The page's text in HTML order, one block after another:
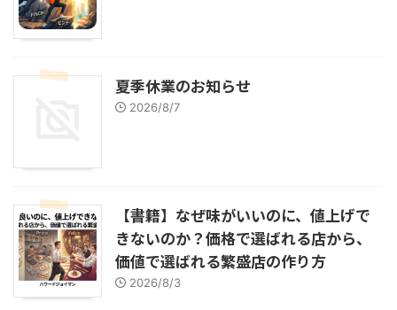
夏季休業のお知らせ
2026/8/7
【書籍】なぜ味がいいのに、値上げで
きないのか？価格で選ばれる店から、
価値で選ばれる繁盛店の作り方
2026/8/3